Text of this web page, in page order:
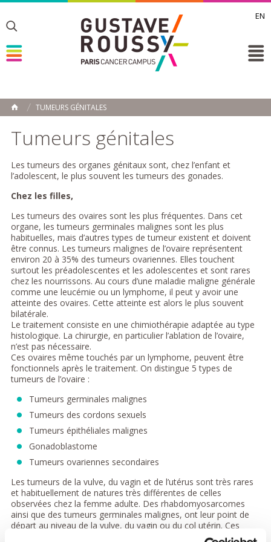
EN
Toggle
Toggle
ACCUEIL
TUMEURS GÉNITALES
Tumeurs génitales
Les tumeurs des organes génitaux sont, chez l’enfant et
l’adolescent, le plus souvent les tumeurs des gonades.
Chez les filles,
Les tumeurs des ovaires sont les plus fréquentes. Dans cet
organe, les tumeurs germinales malignes sont les plus
habituelles, mais d’autres types de tumeur existent et doivent
être connus. Les tumeurs malignes de l’ovaire représentent
environ 20 à 35% des tumeurs ovariennes. Elles touchent
surtout les préadolescentes et les adolescentes et sont rares
chez les nourrissons. Au cours d’une maladie maligne générale
comme une leucémie ou un lymphome, il peut y avoir une
atteinte des ovaires. Cette atteinte est alors le plus souvent
bilatérale.
Le traitement consiste en une chimiothérapie adaptée au type
histologique. La chirurgie, en particulier l’ablation de l’ovaire,
n’est pas nécessaire.
Ces ovaires même touchés par un lymphome, peuvent être
fonctionnels après le traitement. On distingue 5 types de
tumeurs de l’ovaire :
Tumeurs germinales malignes
Tumeurs des cordons sexuels
Tumeurs épithéliales malignes
Gonadoblastome
Tumeurs ovariennes secondaires
Les tumeurs de la vulve, du vagin et de l’utérus sont très rares
et habituellement de natures très différentes de celles
observées chez la femme adulte. Des rhabdomyosarcomes
ainsi que des tumeurs germinales malignes, ont leur point de
départ au niveau de la vulve, du vagin ou du col utérin. Ces
tumeurs démarrent exceptionnellement dans l’utérus. Les